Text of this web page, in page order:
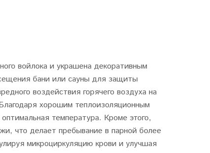
войлока и украшена декоративным
бани или сауны для защиты
воздействия горячего воздуха на
хорошим теплоизоляционным
температура. Кроме этого,
что делает пребывание в парной более
микроциркуляцию крови и улучшая